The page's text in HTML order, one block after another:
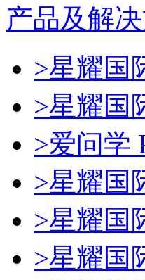
产品及解
>星耀国
>星耀国
>爱问学
>星耀国
>星耀国
>星耀国